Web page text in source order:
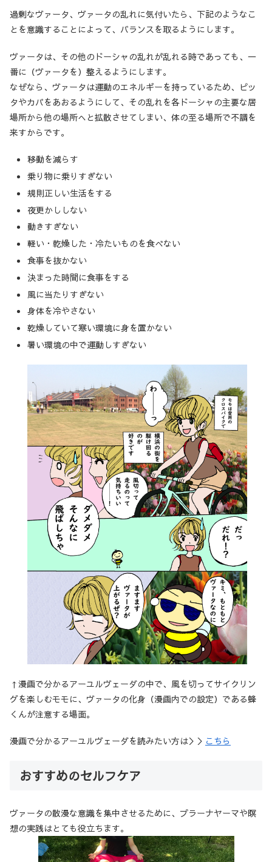
過剰なヴァータ、ヴァータの乱れに気付いたら、下記のようなこ
とを意識することによって、バランスを取るようにします。
ヴァータは、その他のドーシャの乱れが乱れる時であっても、一
番に（ヴァータを）整えるようにします。
なぜなら、ヴァータは運動のエネルギーを持っているため、ピッ
タやカパをあおるようにして、その乱れを各ドーシャの主要な居
場所から他の場所へと拡散させてしまい、体の至る場所で不調を
来すからです。
移動を減らす
乗り物に乗りすぎない
規則正しい生活をする
夜更かししない
動きすぎない
軽い・乾燥した・冷たいものを食べない
食事を抜かない
決まった時間に食事をする
風に当たりすぎない
身体を冷やさない
乾燥していて寒い環境に身を置かない
暑い環境の中で運動しすぎない
↑漫画で分かるアーユルヴェーダの中で、風を切ってサイクリン
グを楽しむモモに、ヴァータの化身（漫画内での設定）である蜂
くんが注意する場面。
漫画で分かるアーユルヴェーダを読みたい方は＞＞ こちら
おすすめのセルフケア
ヴァータの散漫な意識を集中させるために、プラーナヤーマや瞑
想の実践はとても役立ちます。